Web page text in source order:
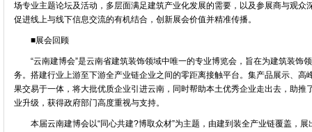
场专业主题论坛及活动，多层面满足建筑产业化发展的需要，以及参展商与观众
促进线上与线下信息交流的有机结合，创新展会价值并精准传播。
■展会回顾
“云南建博会”是云南省建筑装饰领域中唯一的专业博览会，旨在为建筑装饰
务。搭建行业上游至下游全产业链企业之间的零距离接触平台。集产品展示、高
果交易于一体，将大批优质企业引进云南，同时帮助本土优秀企业走出去，助推
业升级，获得政府部门高度重视与支持。
本届云南建博会以“同心共建?博取众材”为主题，由建到装全产业链覆盖，展